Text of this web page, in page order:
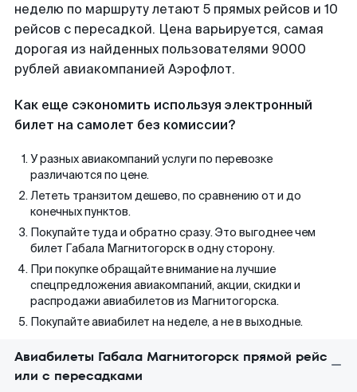
неделю по маршруту летают 5 прямых рейсов и 10
рейсов с пересадкой. Цена варьируется, самая
дорогая из найденных пользователями 9000
рублей авиакомпанией Аэрофлот.
Как еще сэкономить используя электронный
билет на самолет без комиссии?
У разных авиакомпаний услуги по перевозке
различаются по цене.
Лететь транзитом дешево, по сравнению от и до
конечных пунктов.
Покупайте туда и обратно сразу. Это выгоднее чем
билет Габала Магнитогорск в одну сторону.
При покупке обращайте внимание на лучшие
спецпредложения авиакомпаний, акции, скидки и
распродажи авиабилетов из Магнитогорска.
Покупайте авиабилет на неделе, а не в выходные.
Авиабилеты Габала Магнитогорск прямой рейс
или с пересадками